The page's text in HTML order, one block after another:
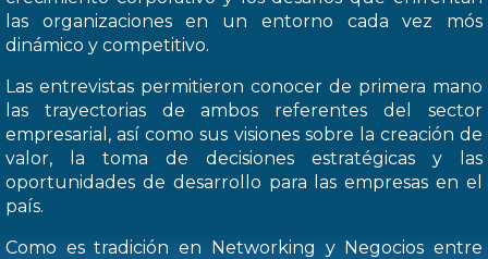
las organizaciones en un entorno cada vez mós
dinámico y competitivo.
Las entrevistas permitieron conocer de primera mano
las trayectorias de ambos referentes del sector
empresarial, así como sus visiones sobre la creación de
valor, la toma de decisiones estratégicas y las
oportunidades de desarrollo para las empresas en el
país.
Como es tradición en Networking y Negocios entre